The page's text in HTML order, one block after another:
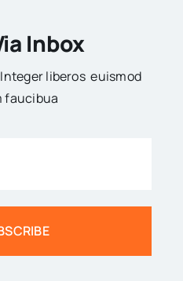
Inbox
liberos euismod
faucibua